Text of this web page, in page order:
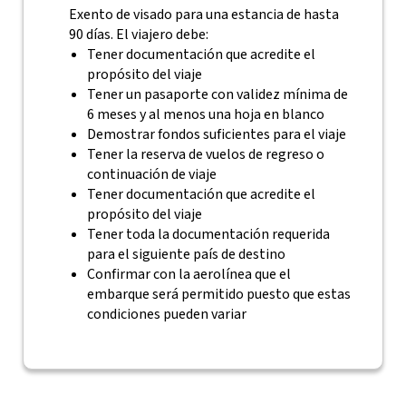
Exento de visado para una estancia de hasta
90 días. El viajero debe:
Tener documentación que acredite el
propósito del viaje
Tener un pasaporte con validez mínima de
6 meses y al menos una hoja en blanco
Demostrar fondos suficientes para el viaje
Tener la reserva de vuelos de regreso o
continuación de viaje
Tener documentación que acredite el
propósito del viaje
Tener toda la documentación requerida
para el siguiente país de destino
Confirmar con la aerolínea que el
embarque será permitido puesto que estas
condiciones pueden variar